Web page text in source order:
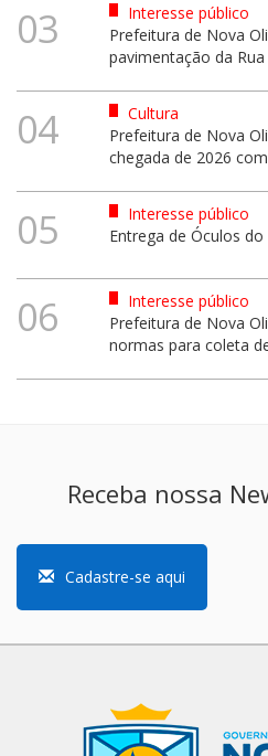
03
Interesse público
Prefeitura de Nova
pavimentação da
04
Cultura
Prefeitura de Nova
chegada de 2026
05
Interesse público
Entrega de Óculos
06
Interesse público
Prefeitura de Nova
normas para coleta
Receba nossa
Cadastre-se aqui